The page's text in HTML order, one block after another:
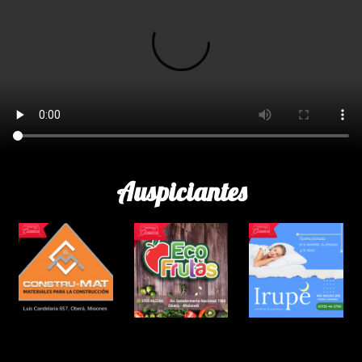
Auspiciantes